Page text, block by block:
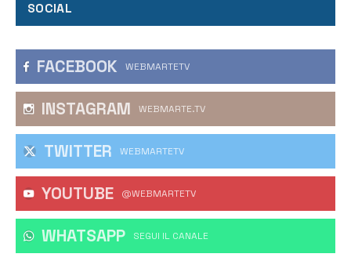
SOCIAL
FACEBOOK WEBMARTETV
INSTAGRAM WEBMARTE.TV
TWITTER WEBMARTETV
YOUTUBE @WEBMARTETV
WHATSAPP ‎SEGUI IL CANALE